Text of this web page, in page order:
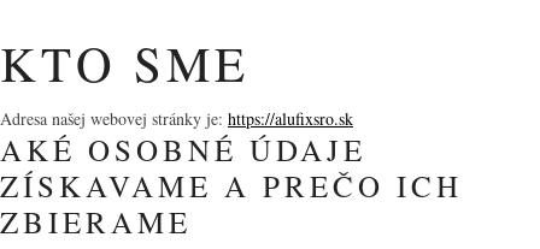
KTO SME
Adresa našej webovej stránky je: https://alufixsro.sk
AKÉ OSOBNÉ ÚDAJE
ZÍSKAVAME A PREČO ICH
ZBIERAME